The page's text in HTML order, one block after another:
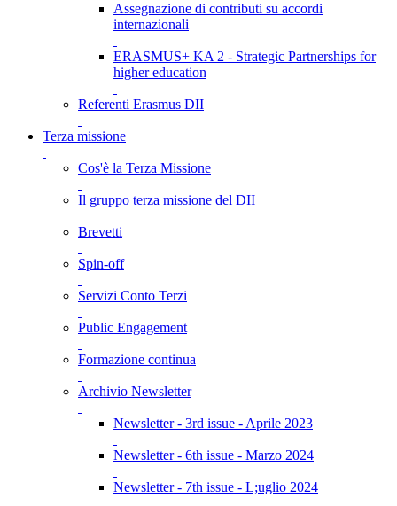
Assegnazione di contributi su accordi
internazionali
ERASMUS+ KA 2 - Strategic Partnerships for
higher education
Referenti Erasmus DII
Terza missione
Cos'è la Terza Missione
Il gruppo terza missione del DII
Brevetti
Spin-off
Servizi Conto Terzi
Public Engagement
Formazione continua
Archivio Newsletter
Newsletter - 3rd issue - Aprile 2023
Newsletter - 6th issue - Marzo 2024
Newsletter - 7th issue - L;uglio 2024